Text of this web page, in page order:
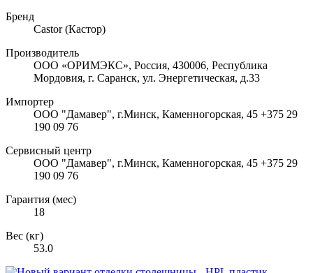
Бренд
Castor (Кастор)
Производитель
ООО «ОРИМЭКС», Россия, 430006, Республика
Мордовия, г. Саранск, ул. Энергетическая, д.33
Импортер
ООО "Дамавер", г.Минск, Каменногорская, 45 +375 29
190 09 76
Сервисный центр
ООО "Дамавер", г.Минск, Каменногорская, 45 +375 29
190 09 76
Гарантия (мес)
18
Вес (кг)
53.0